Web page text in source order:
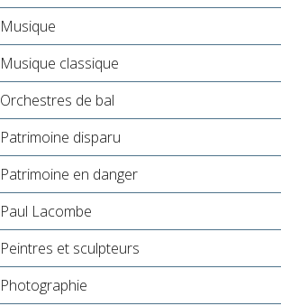
Musique
Musique classique
Orchestres de bal
Patrimoine disparu
Patrimoine en danger
Paul Lacombe
Peintres et sculpteurs
Photographie